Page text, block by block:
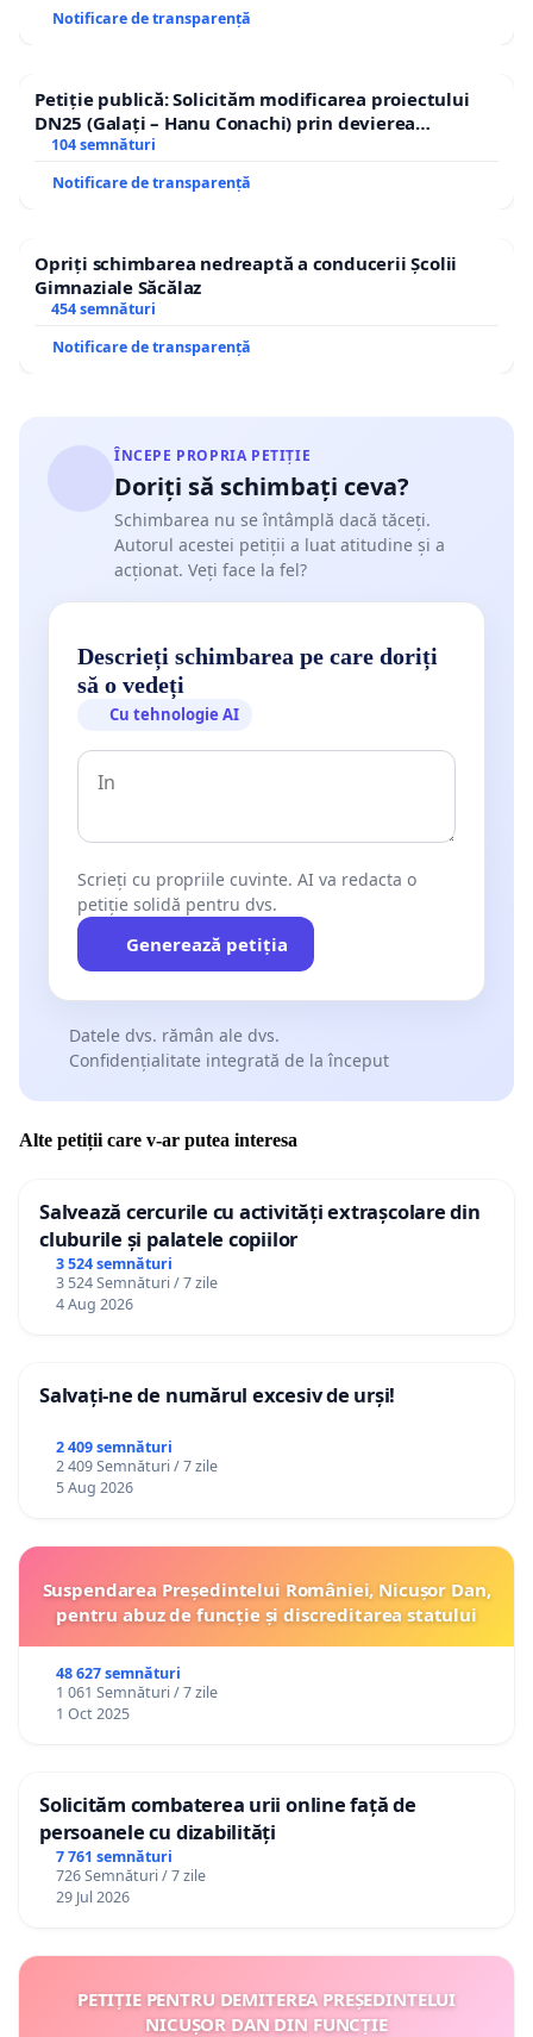
Notificare de transparență
Petiție publică: Solicităm modificarea proiectului
DN25 (Galați – Hanu Conachi) prin devierea
traseului în afara localităților!
104 semnături
Notificare de transparență
Opriți schimbarea nedreaptă a conducerii Școlii
Gimnaziale Săcălaz
454 semnături
Notificare de transparență
ÎNCEPE PROPRIA PETIȚIE
Doriți să schimbați ceva?
Schimbarea nu se întâmplă dacă tăceți.
Autorul acestei petiții a luat atitudine și a
acționat. Veți face la fel?
Descrieți schimbarea pe care doriți
să o vedeți
Cu tehnologie AI
Scrieți cu propriile cuvinte. AI va redacta o
petiție solidă pentru dvs.
Generează petiția
Datele dvs. rămân ale dvs.
Confidențialitate integrată de la început
Alte petiții care v-ar putea interesa
Salvează cercurile cu activități extrașcolare din
cluburile și palatele copiilor
3 524 semnături
3 524 Semnături / 7 zile
4 Aug 2026
Salvați-ne de numărul excesiv de urși!
2 409 semnături
2 409 Semnături / 7 zile
5 Aug 2026
Suspendarea Președintelui României, Nicușor Dan,
pentru abuz de funcție și discreditarea statului
48 627 semnături
1 061 Semnături / 7 zile
1 Oct 2025
Solicităm combaterea urii online față de
persoanele cu dizabilități
7 761 semnături
726 Semnături / 7 zile
29 Jul 2026
PETIȚIE PENTRU DEMITEREA PREȘEDINTELUI
NICUȘOR DAN DIN FUNCȚIE